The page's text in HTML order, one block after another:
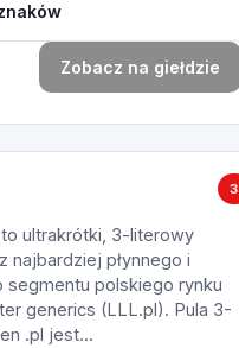
Zobacz na giełdzie
3
ultrakrótki, 3-literowy
najbardziej płynnego i
segmentu polskiego rynku
generics (LLL.pl). Pula 3-
.pl jest...